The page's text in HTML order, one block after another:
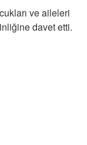
ve aileleri
davet etti.